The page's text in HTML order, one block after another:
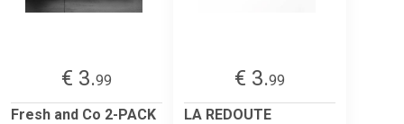
€ 3.99
Fresh and Co 2-PACK
€ 3.99
LA REDOUTE